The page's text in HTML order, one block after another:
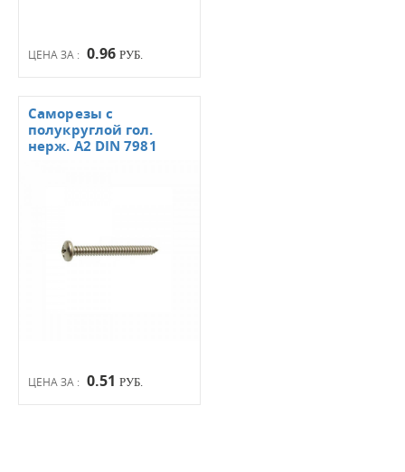
ЦЕНА ЗА : 0.96 РУБ.
ЦЕНА ЗА : 0.51 РУБ.
Саморезы с
полукруглой гол.
нерж. А2 DIN 7981